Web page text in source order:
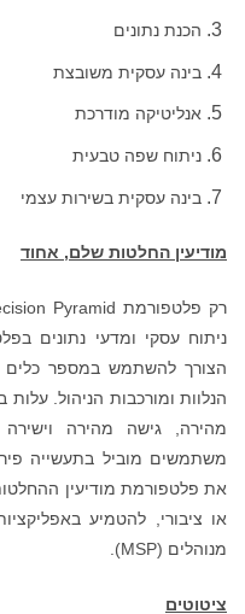
הכנת נתונים
בינה עסקית משובצת
אנליטיקה מודרכת
ניתוח שפה טבעית
בינה עסקית בשירות עצמי
מודיעין החלטות שלם, אחוד
ניתוח עסקי ומדעי נתונים
הצורך להשתמש במספר כלים
מהירה, גישה מהירה וישירה
משתמשים מוביל בתעשייה
או ציבורי, להטמיע
מנוהלים (MSP).
ציטוטים